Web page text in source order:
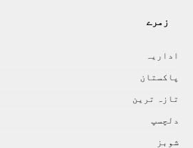
زمرے
اداريہ
پاکستان
تازہ ترين
دلچسپ
شوبز